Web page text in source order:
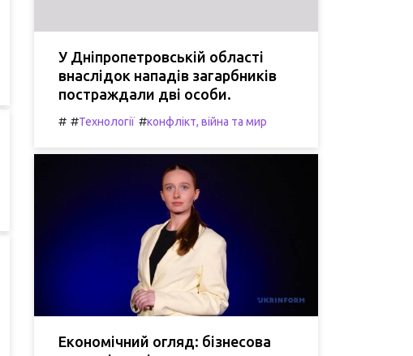
У Дніпропетровській області
внаслідок нападів загарбників
постраждали дві особи.
# #Технології #конфлікт, війна та мир
Економічний огляд: бізнесова